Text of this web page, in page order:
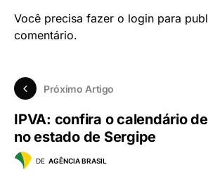
Você precisa fazer o login para
comentário.
Próximo Artigo
IPVA: confira o calendário
no estado de Sergipe
DE AGÊNCIA BRASIL